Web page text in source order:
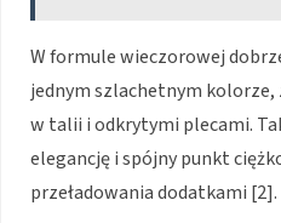
W formule wieczorowej
jednym szlachetnym
w talii i odkrytymi plecami.
elegancję i spójny punkt
przeładowania dodatkami [2].